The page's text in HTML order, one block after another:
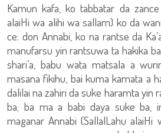
Kamun kafa, ko tabbatar da
alaiHi wa alihi wa sallam) ko da
ce: don Annabi, ko na rantse da
manufarsu yin rantsuwa ta hakika
shari’a, babu wata matsala a
masana fikihu, bai kuma kamata a
dalilai na zahiri da suke haramta yin
ba; ba ma a babi daya suke ba,
maganar Annabi (SallalLahu